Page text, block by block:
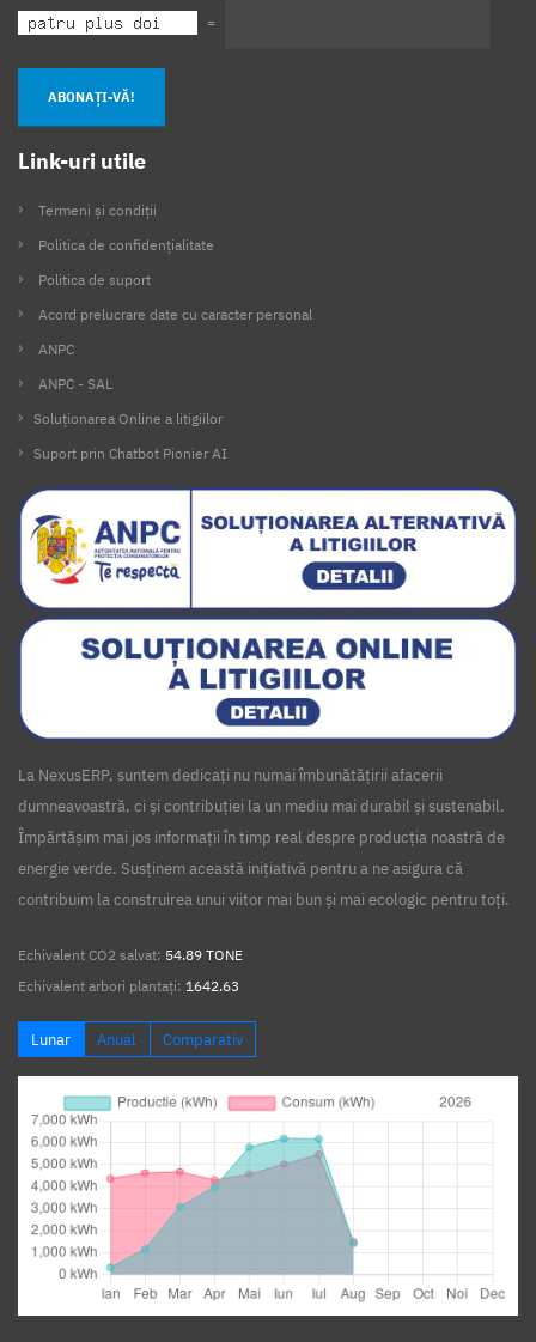
=
ABONAȚI-VĂ!
Link-uri utile
Termeni și condiții
Politica de confidențialitate
Politica de suport
Acord prelucrare date cu caracter personal
ANPC
ANPC - SAL
Soluționarea Online a litigiilor
Suport prin Chatbot Pionier AI
La NexusERP, suntem dedicați nu numai îmbunătățirii afacerii
dumneavoastră, ci și contribuției la un mediu mai durabil și sustenabil.
Împărtășim mai jos informații în timp real despre producția noastră de
energie verde. Susținem această inițiativă pentru a ne asigura că
contribuim la construirea unui viitor mai bun și mai ecologic pentru toți.
Echivalent CO2 salvat: 54.89 TONE
Echivalent arbori plantați: 1642.63
Lunar Anual Comparativ